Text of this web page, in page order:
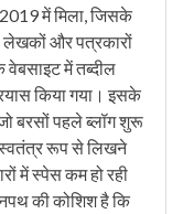
2019 में मिला, जिसके
लेखकों और पत्रकारों
में तब्दील
किया गया। इसके
बरसों पहले ब्लॉग शुरू
रूप से लिखने
में स्पेस कम हो रही
की कोशिश है कि